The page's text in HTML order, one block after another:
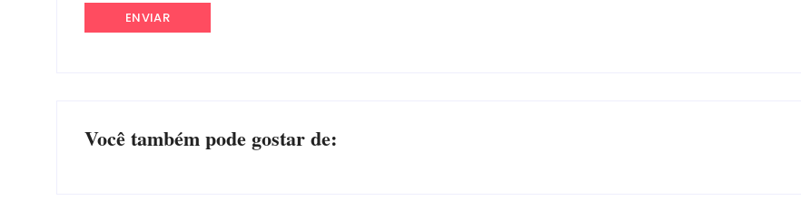
Você também pode gostar de: